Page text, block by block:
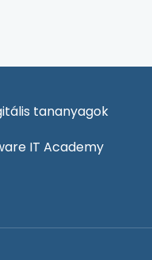
tananyagok
IT Academy